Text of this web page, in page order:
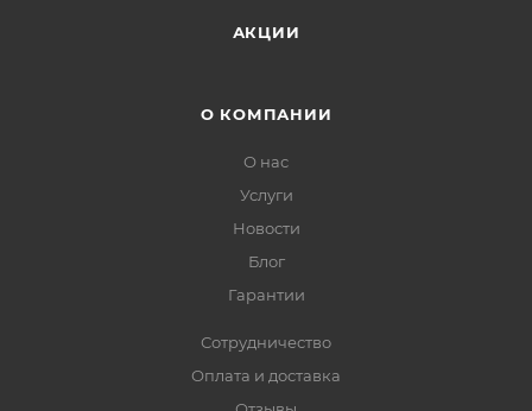
АКЦИИ
О КОМПАНИИ
О нас
Услуги
Новости
Блог
Гарантии
Сотрудничество
Оплата и доставка